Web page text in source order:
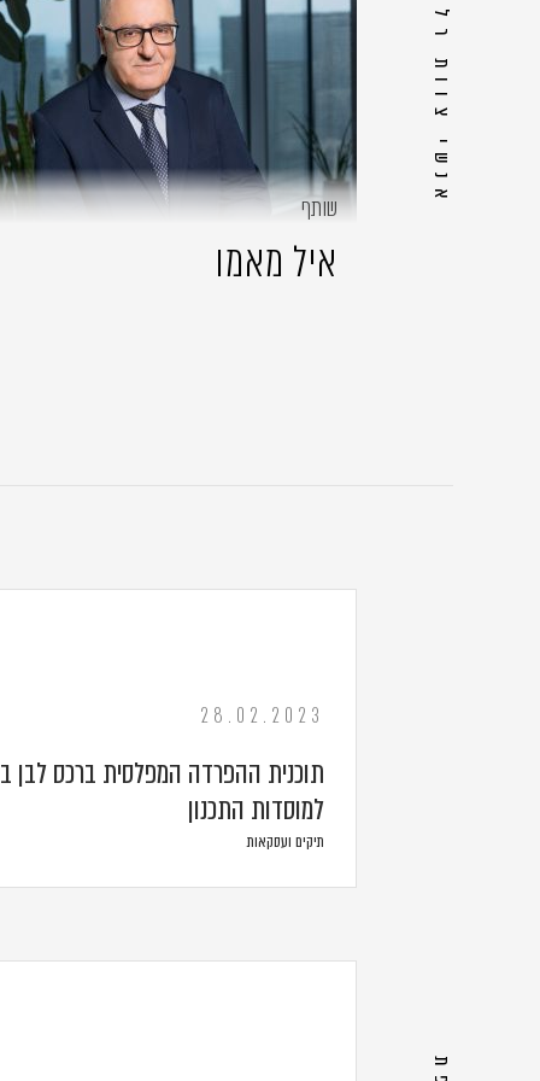
שותף
איל מאמו
28.02.2023
תוכנית ההפרדה המפלסית ברכס לבן
למוסדות התכנון
תיקים ועסקאות